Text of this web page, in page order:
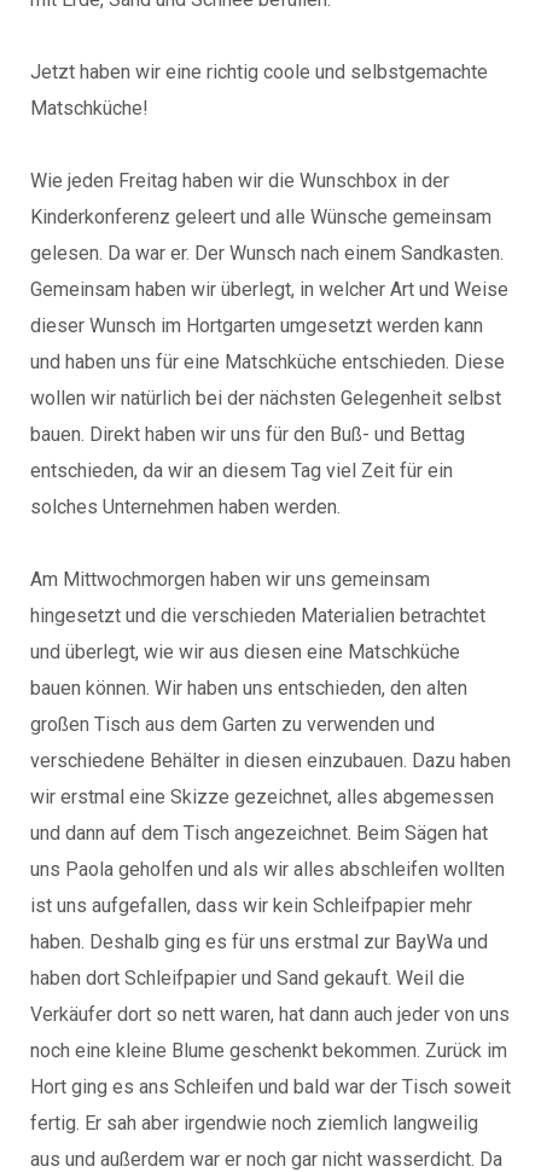
Jetzt haben wir eine richtig coole und selbstgemachte
Matschküche!
Wie jeden Freitag haben wir die Wunschbox in der
Kinderkonferenz geleert und alle Wünsche gemeinsam
gelesen. Da war er. Der Wunsch nach einem Sandkasten.
Gemeinsam haben wir überlegt, in welcher Art und Weise
dieser Wunsch im Hortgarten umgesetzt werden kann
und haben uns für eine Matschküche entschieden. Diese
wollen wir natürlich bei der nächsten Gelegenheit selbst
bauen. Direkt haben wir uns für den Buß- und Bettag
entschieden, da wir an diesem Tag viel Zeit für ein
solches Unternehmen haben werden.
Am Mittwochmorgen haben wir uns gemeinsam
hingesetzt und die verschieden Materialien betrachtet
und überlegt, wie wir aus diesen eine Matschküche
bauen können. Wir haben uns entschieden, den alten
großen Tisch aus dem Garten zu verwenden und
verschiedene Behälter in diesen einzubauen. Dazu haben
wir erstmal eine Skizze gezeichnet, alles abgemessen
und dann auf dem Tisch angezeichnet. Beim Sägen hat
uns Paola geholfen und als wir alles abschleifen wollten
ist uns aufgefallen, dass wir kein Schleifpapier mehr
haben. Deshalb ging es für uns erstmal zur BayWa und
haben dort Schleifpapier und Sand gekauft. Weil die
Verkäufer dort so nett waren, hat dann auch jeder von uns
noch eine kleine Blume geschenkt bekommen. Zurück im
Hort ging es ans Schleifen und bald war der Tisch soweit
fertig. Er sah aber irgendwie noch ziemlich langweilig
aus und außerdem war er noch gar nicht wasserdicht. Da